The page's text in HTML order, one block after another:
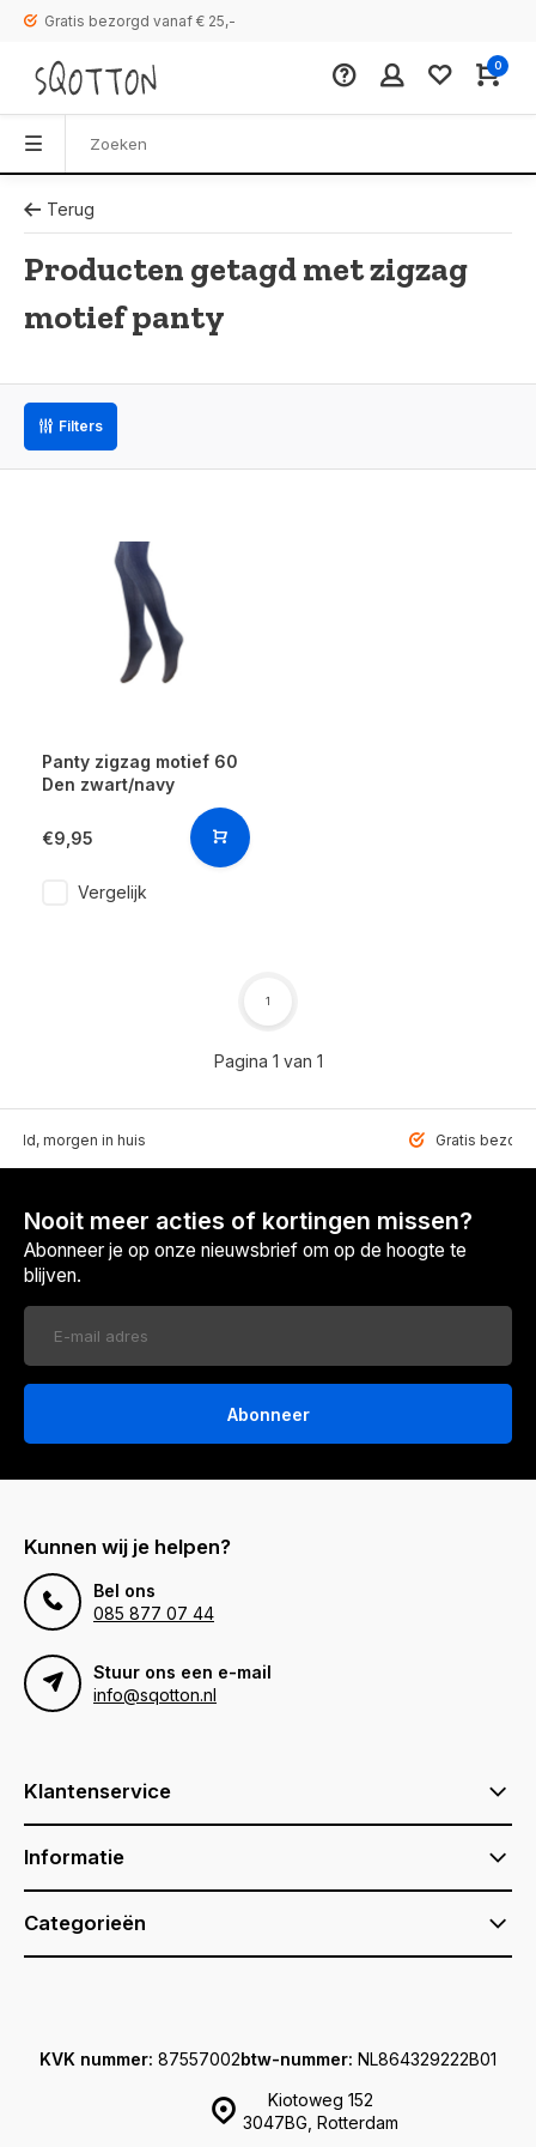
Gratis bezorgd vanaf € 25,-
0
Terug
Producten getagd met zigzag
motief panty
Filters
Panty zigzag motief 60
Den zwart/navy
€9,95
Vergelijk
Pagina 1 van 1
1
morgen in huis Gratis
Nooit meer acties of kortingen missen?
Abonneer je op onze nieuwsbrief om op de hoogte te
blijven.
Abonneer
Kunnen wij je helpen?
Bel ons
085 877 07 44
Stuur ons een e-mail
info@sqotton.nl
Klantenservice
Informatie
Categorieën
Kiotoweg 152
3047BG, Rotterdam
KVK nummer: 87557002btw-nummer: NL864329222B01